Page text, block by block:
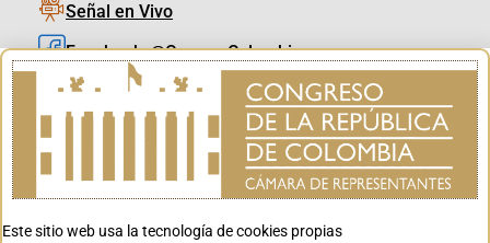
Señal en Vivo
Facebook_@CamaraColombia
Instagram_@CamaraColombia
X_@CamaraColombia
Youtube_@CamaraColombia
Este sitio web usa la tecnología de cookies propias